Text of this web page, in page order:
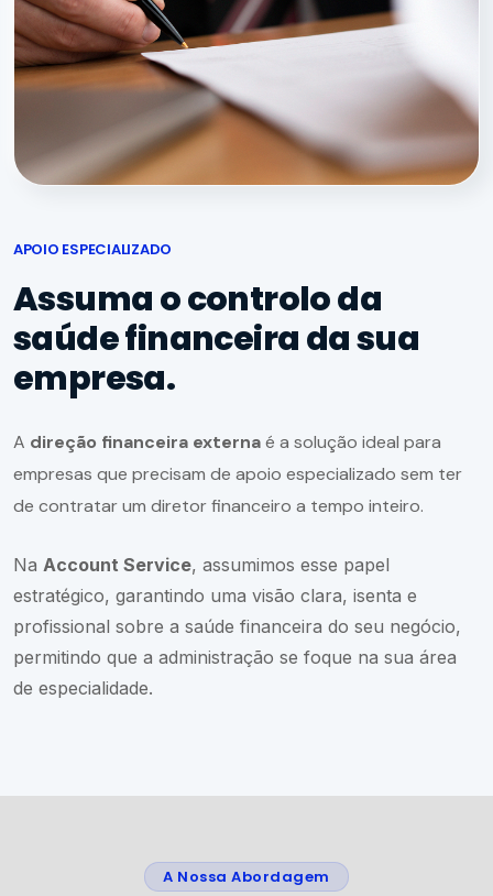
APOIO ESPECIALIZADO
Assuma o controlo da
saúde financeira da sua
empresa.
A direção financeira externaé a solução ideal para
empresas que precisam de apoio especializado sem ter
de contratar um diretor financeiro a tempo inteiro.
Na Account Service, assumimos esse papel
estratégico, garantindo uma visão clara, isenta e
profissional sobre a saúde financeira do seu negócio,
permitindo que a administração se foque na sua área
de especialidade.
A Nossa Abordagem